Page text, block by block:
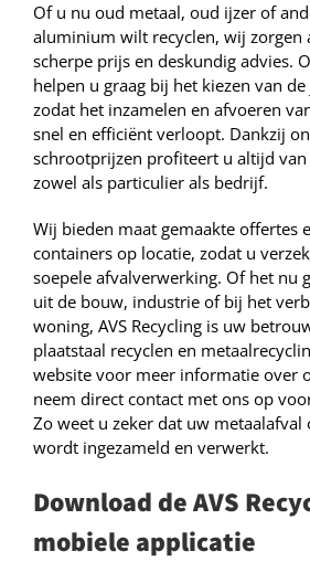
Of u nu oud metaal, oud ijzer of
aluminium wilt recyclen, wij zorgen
scherpe prijs en deskundig advies.
helpen u graag bij het kiezen van
zodat het inzamelen en afvoeren
snel en efficiënt verloopt. Dankzij
schrootprijzen profiteert u altijd van
zowel als particulier als bedrijf.
Wij bieden maat gemaakte offertes
containers op locatie, zodat u
soepele afvalverwerking. Of het nu
uit de bouw, industrie of bij het
woning, AVS Recycling is uw
plaatstaal recyclen en
website voor meer informatie over
neem direct contact met ons op
Zo weet u zeker dat uw metaalafval
wordt ingezameld en verwerkt.
Download de AVS
mobiele applicatie